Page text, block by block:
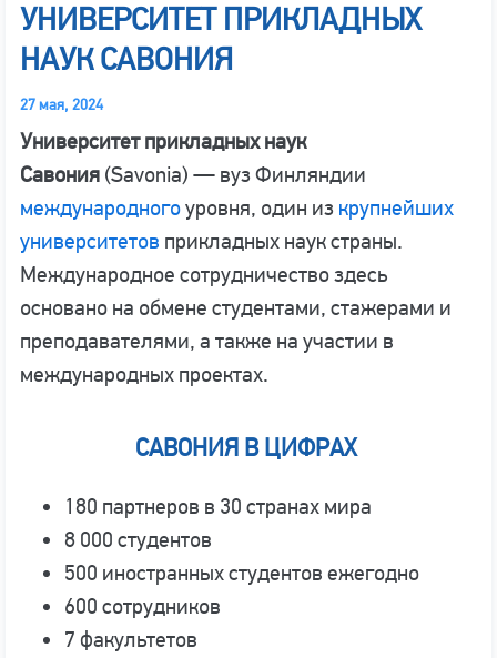
УНИВЕРСИТЕТ ПРИКЛАДНЫХ
НАУК САВОНИЯ
27 мая, 2024
Университет прикладных наук
Савония (Savonia) — вуз Финляндии
международногоуровня, один из крупнейших
университетов прикладных наук страны.
Международное сотрудничество здесь
основано на обмене студентами, стажерами и
преподавателями, а также на участии в
международных проектах.
САВОНИЯ В ЦИФРАХ
180 партнеров в 30 странах мира
8 000 студентов
500 иностранных студентов ежегодно
600 сотрудников
7 факультетов